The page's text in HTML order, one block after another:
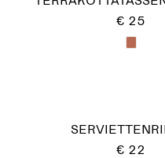
€ 25
€ 22